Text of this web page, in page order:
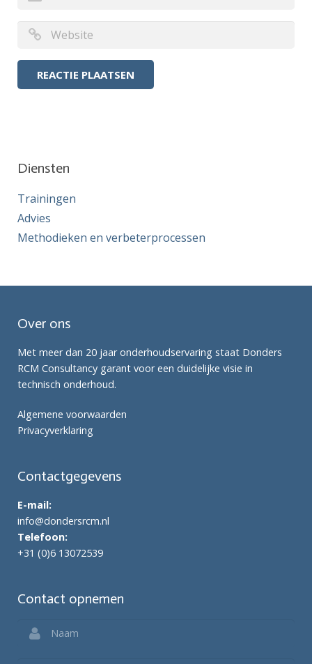
Diensten
Trainingen
Advies
Methodieken en verbeterprocessen
Over ons
Met meer dan 20 jaar onderhoudservaring staat Donders
RCM Consultancy garant voor een duidelijke visie in
technisch onderhoud.
Algemene voorwaarden
Privacyverklaring
Contactgegevens
E-mail:
info@dondersrcm.nl
Telefoon:
+31 (0)6 13072539
Contact opnemen